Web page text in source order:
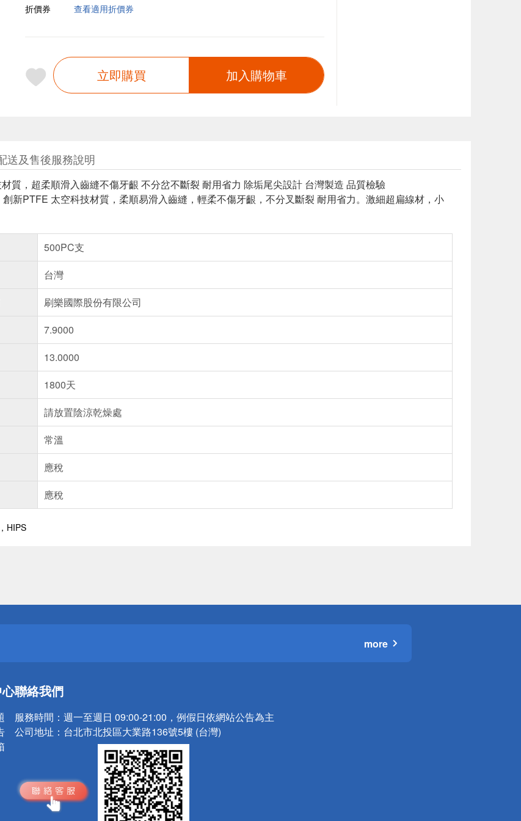
折價券 查看適用折價券
立即購買 加入購物車
送及售後服務說明
質，超柔順滑入齒縫不傷牙齦 不分岔不斷裂 耐用省力 除垢尾尖設計 台灣製造 品質檢驗
新PTFE 太空科技材質，柔順易滑入齒縫，輕柔不傷牙齦，不分叉斷裂 耐用省力。激細超扁線材，小
500PC支
台灣
刷樂國際股份有限公司
7.9000
13.0000
1800天
請放置陰涼乾燥處
常溫
應稅
應稅
HIPS
！
！
more
聯絡我們
服務時間： 週一至週日 09:00-21:00，例假日依網站公告為主
公司地址： 台北市北投區大業路136號5樓 (台灣)